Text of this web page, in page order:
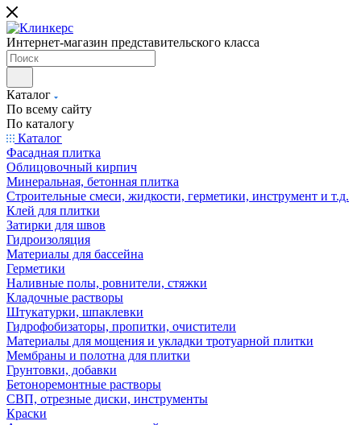
Интернет-магазин представительского класса
Каталог
По всему сайту
По каталогу
Каталог
Фасадная плитка
Облицовочный кирпич
Минеральная, бетонная плитка
Строительные смеси, жидкости, герметики, инструмент и т.д.
Клей для плитки
Затирки для швов
Гидроизоляция
Материалы для бассейна
Герметики
Наливные полы, ровнители, стяжки
Кладочные растворы
Штукатурки, шпаклевки
Гидрофобизаторы, пропитки, очистители
Материалы для мощения и укладки тротуарной плитки
Мембраны и полотна для плитки
Грунтовки, добавки
Бетоноремонтные растворы
СВП, отрезные диски, инструменты
Краски